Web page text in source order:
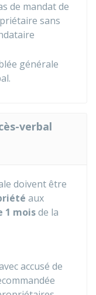
de mandat de
sans
générale
verbal
doivent être
aux
1 moisde la
accusé de